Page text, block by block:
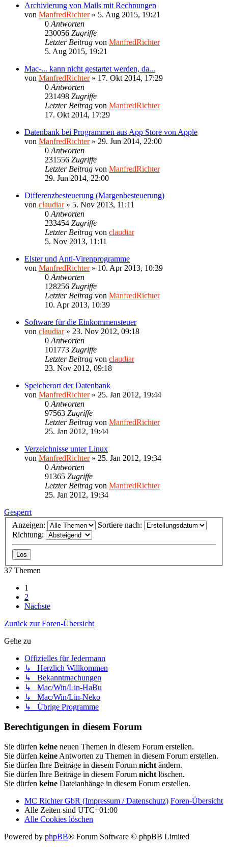
Archivierung von Mails mit Rechnungen
von ManfredRichter» 5. Aug 2015, 19:21
0 Antworten
230056 Zugriffe
Letzter Beitrag von ManfredRichter
5. Aug 2015, 19:21
Mac-... kann nicht gestartet werden, da...
von ManfredRichter» 17. Okt 2014, 17:29
0 Antworten
231498 Zugriffe
Letzter Beitrag von ManfredRichter
17. Okt 2014, 17:29
Datenbank bei Programmen aus App Store von Apple
von ManfredRichter» 29. Jun 2014, 22:00
0 Antworten
231556 Zugriffe
Letzter Beitrag von ManfredRichter
29. Jun 2014, 22:00
Differenzbesteuerung (Margenbesteuerung)
von claudiar» 5. Nov 2013, 11:11
0 Antworten
233454 Zugriffe
Letzter Beitrag von claudiar
5. Nov 2013, 11:11
Elster und Anti-Virenprogramme
von ManfredRichter» 10. Apr 2013, 10:39
0 Antworten
128256 Zugriffe
Letzter Beitrag von ManfredRichter
10. Apr 2013, 10:39
Software für die Einkommensteuer
von claudiar» 23. Nov 2012, 09:18
0 Antworten
101773 Zugriffe
Letzter Beitrag von claudiar
23. Nov 2012, 09:18
Speicherort der Datenbank
von ManfredRichter» 25. Jan 2012, 19:44
0 Antworten
97563 Zugriffe
Letzter Beitrag von ManfredRichter
25. Jan 2012, 19:44
Verzeichnisse unter Linux
von ManfredRichter» 25. Jan 2012, 19:34
0 Antworten
91365 Zugriffe
Letzter Beitrag von ManfredRichter
25. Jan 2012, 19:34
Gesperrt
Anzeigen:
Sortiere nach:
Richtung:
37 Themen
1
2
Nächste
Zurück zur Foren-Übersicht
Gehe zu
Offizielles für Jedermann
↳ Herzlich Willkommen
↳ Bekanntmachungen
↳ Mac/Win/Lin-HaBu
↳ Mac/Win/Lin-Neko
↳ Übrige Programme
Berechtigungen in diesem Forum
Sie dürfen keine neuen Themen in diesem Forum erstellen.
Sie dürfen keine Antworten zu Themen in diesem Forum erstellen.
Sie dürfen Ihre Beiträge in diesem Forum nicht ändern.
Sie dürfen Ihre Beiträge in diesem Forum nicht löschen.
Sie dürfen keine Dateianhänge in diesem Forum erstellen.
MC Richter GbR (Impressum / Datenschutz) Foren-Übersicht
Alle Zeiten sind UTC+01:00
Alle Cookies löschen
Powered by phpBB® Forum Software © phpBB Limited